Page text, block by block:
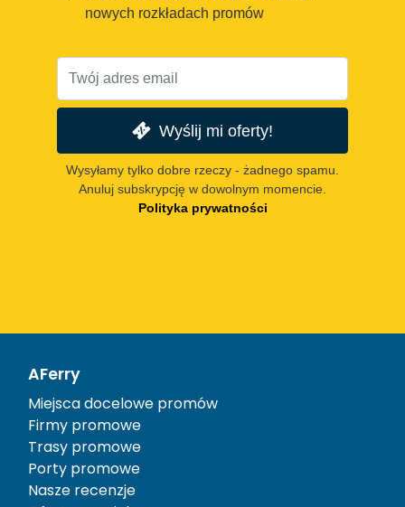
nowych rozkładach promów
Wyślij mi oferty!
Wysyłamy tylko dobre rzeczy - żadnego spamu.
Anuluj subskrypcję w dowolnym momencie.
Polityka prywatności
AFerry
Miejsca docelowe promów
Firmy promowe
Trasy promowe
Porty promowe
Nasze recenzje